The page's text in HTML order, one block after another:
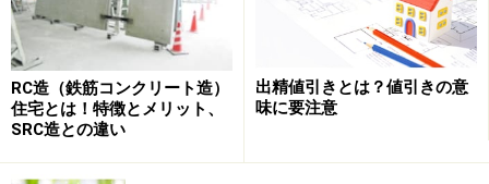
たとえば…
□神経質な印象を感じる
□しゃべりだすと立ち続けにしゃべる
□落ち着きがあり、のんびりしているが気が短いところ
RC造（鉄筋コンクリート造）
住宅とは！特徴とメリット、
SRC造との違い
出精値引きとは？値引きの意
味に要注意